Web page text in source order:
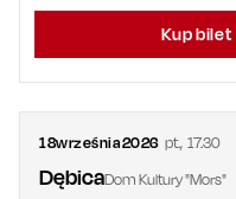
Kup bilet
18września2026 pt., 17.30
DębicaDom Kultury "Mors"